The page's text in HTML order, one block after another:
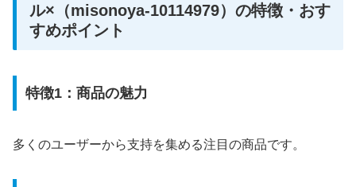
ル×（misonoya-10114979）の特徴・おす
すめポイント
特徴1：商品の魅力
多くのユーザーから支持を集める注目の商品です。